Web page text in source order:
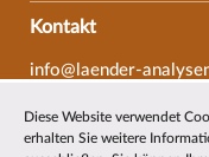
Kontakt
info@laender-
Fax: 0421/218-69607
Diese Website verwendet
erhalten Sie weitere